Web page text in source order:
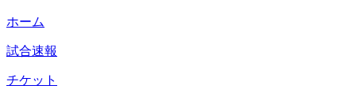
ホーム
試合速報
チケット